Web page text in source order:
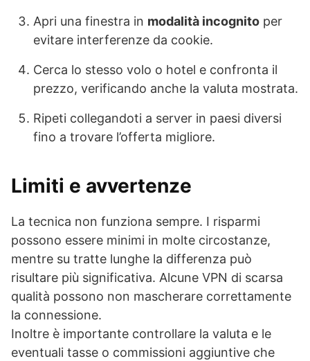
Apri una finestra in modalità incognito per
evitare interferenze da cookie.
Cerca lo stesso volo o hotel e confronta il
prezzo, verificando anche la valuta mostrata.
Ripeti collegandoti a server in paesi diversi
fino a trovare l’offerta migliore.
Limiti e avvertenze
La tecnica non funziona sempre. I risparmi
possono essere minimi in molte circostanze,
mentre su tratte lunghe la differenza può
risultare più significativa. Alcune VPN di scarsa
qualità possono non mascherare correttamente
la connessione.
Inoltre è importante controllare la valuta e le
eventuali tasse o commissioni aggiuntive che